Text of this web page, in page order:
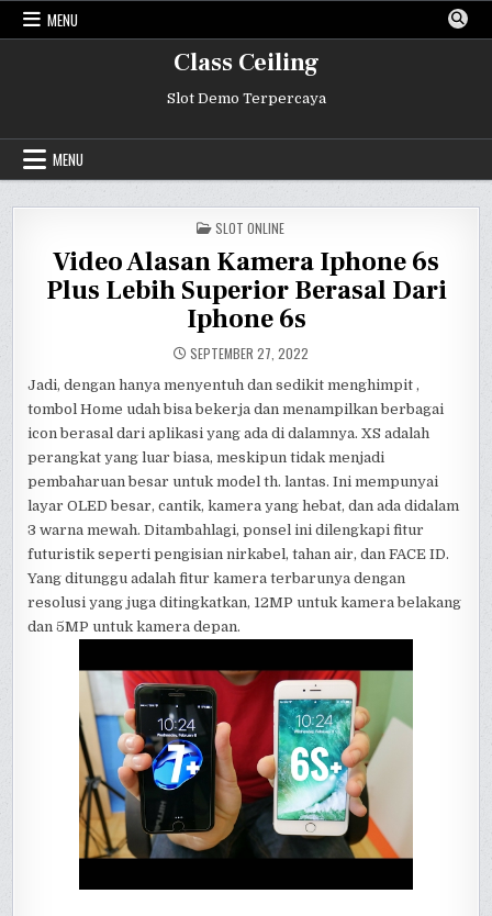
Skip
MENU
Class Ceiling
Slot Demo Terpercaya
MENU
POSTED
IN
SLOT ONLINE
Video Alasan Kamera Iphone 6s
Plus Lebih Superior Berasal Dari
Iphone 6s
SEPTEMBER 27, 2022
Jadi, dengan hanya menyentuh dan sedikit menghimpit ,
tombol Home udah bisa bekerja dan menampilkan berbagai
icon berasal dari aplikasi yang ada di dalamnya. XS adalah
perangkat yang luar biasa, meskipun tidak menjadi
pembaharuan besar untuk model th. lantas. Ini mempunyai
layar OLED besar, cantik, kamera yang hebat, dan ada didalam
3 warna mewah. Ditambahlagi, ponsel ini dilengkapi fitur
futuristik seperti pengisian nirkabel, tahan air, dan FACE ID.
Yang ditunggu adalah fitur kamera terbarunya dengan
resolusi yang juga ditingkatkan, 12MP untuk kamera belakang
dan 5MP untuk kamera depan.